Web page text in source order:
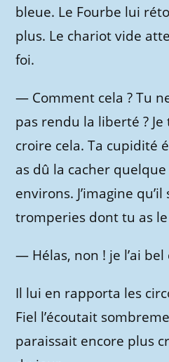
bleue. Le Fourbe lui
plus. Le chariot vide
foi.
— Comment cela ? Tu
pas rendu la liberté ?
croire cela. Ta cupidité
as dû la cacher
environs. J’imagine qu’il
tromperies dont tu as
— Hélas, non ! je l’ai
Il lui en rapporta les
Fiel l’écoutait
paraissait encore plus